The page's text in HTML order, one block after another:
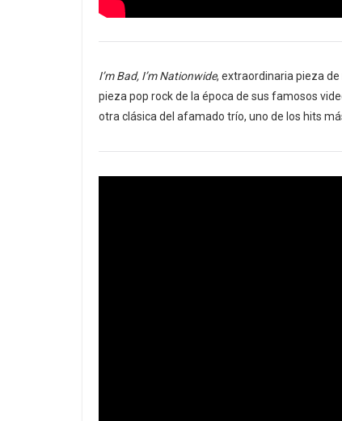
I’m Bad, I’m Nationwide, extraordinaria pieza
pieza pop rock de la época de sus famosos
otra clásica del afamado trío, uno de los hits